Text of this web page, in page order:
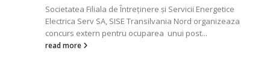
Societatea Filiala de Întreţinere şi Servicii Energetice
Electrica Serv SA, SISE Transilvania Nord organizeaza
concurs extern pentru ocuparea unui post...
read more